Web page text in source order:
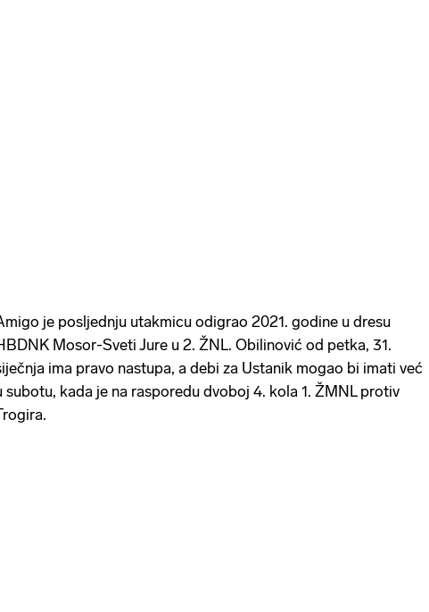
je posljednju utakmicu odigrao 2021. godine u dresu
Mosor-Sveti Jure u 2. ŽNL. Obilinović od petka, 31.
ima pravo nastupa, a debi za Ustanik mogao bi imati već
subotu, kada je na rasporedu dvoboj 4. kola 1. ŽMNL protiv